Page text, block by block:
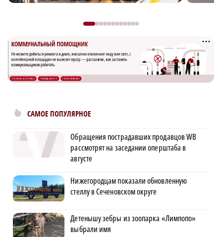
САМОЕ ПОПУЛЯРНОЕ
Обращения пострадавших продавцов WB
рассмотрят на заседании оперштаба в
августе
Нижегородцам показали обновленную
стеллу в Сеченовском округе
Детенышу зебры из зоопарка «Лимпопо»
выбрали имя